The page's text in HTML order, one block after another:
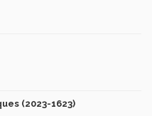
(2023-1623)